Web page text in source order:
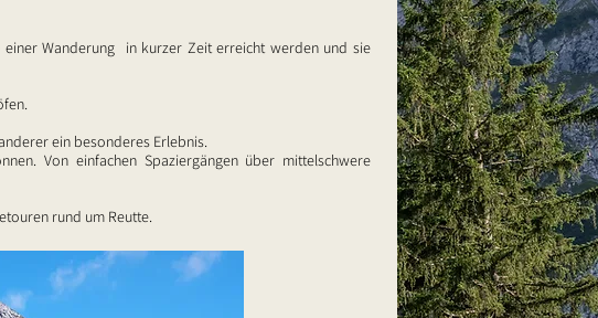
Wanderung in kurzer Zeit erreicht werden und sie
ein besonderes Erlebnis.
Von einfachen Spaziergängen über mittelschwere
rund um Reutte.